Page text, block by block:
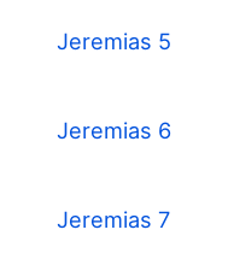
Jeremias 5
Jeremias 6
Jeremias 7